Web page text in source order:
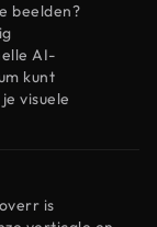
beelden?
AI-
kunt
visuele
is